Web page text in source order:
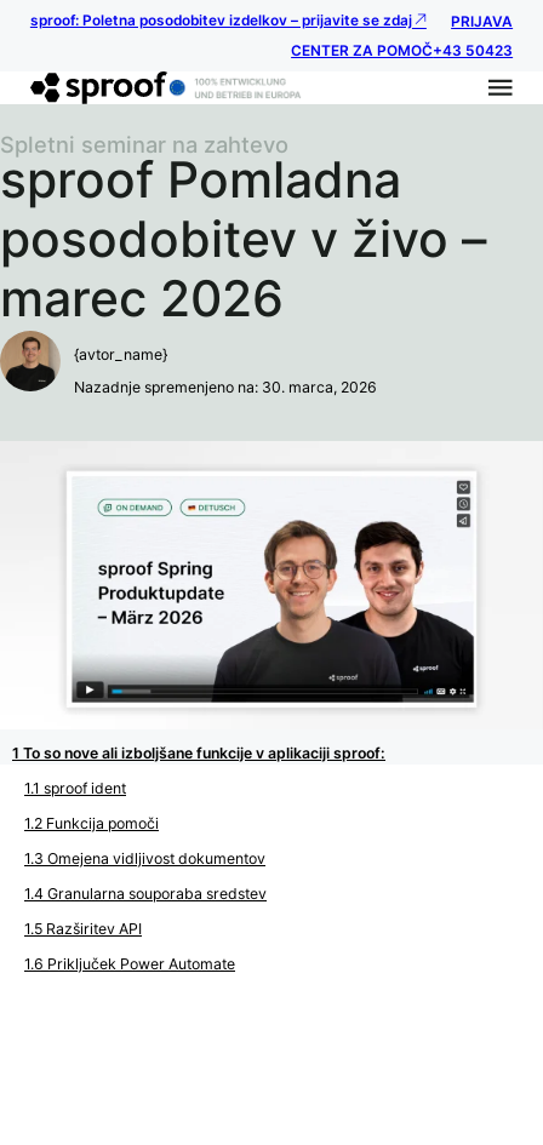
sproof: Poletna posodobitev izdelkov – prijavite se zdaj
PRIJAVA
CENTER ZA POMOČ+43 50423
sproof Pomladna
posodobitev v živo –
marec 2026
Spletni seminar na zahtevo
{avtor_name}
Nazadnje spremenjeno na: 30. marca, 2026
To so nove ali izboljšane funkcije v aplikaciji sproof:
sproof ident
Funkcija pomoči
Omejena vidljivost dokumentov
Granularna souporaba sredstev
Razširitev API
Priključek Power Automate